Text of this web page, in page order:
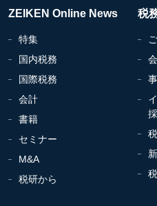
ZEIKEN Online News
特集
国内税務
国際税務
会計
書籍
セミナー
M&A
税研から
税